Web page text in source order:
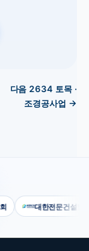
다음 2634 토목 ·
조경공사업 →
대한전문건설협회